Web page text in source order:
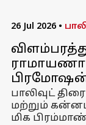
26 Jul 2026 •
ராமாயணா
பாலிவுட்
மற்றும்
மிக